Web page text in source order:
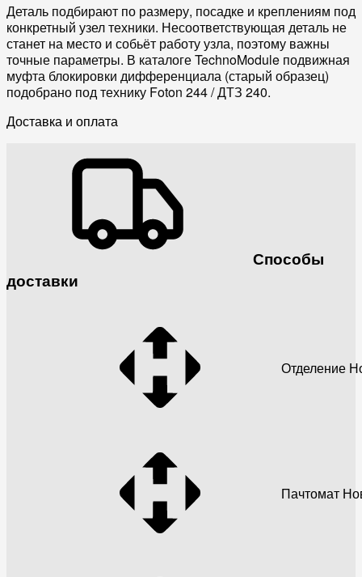
Деталь подбирают по размеру, посадке и креплениям под
конкретный узел техники. Несоответствующая деталь не
станет на место и собьёт работу узла, поэтому важны
точные параметры. В каталоге TechnoModule подвижная
муфта блокировки дифференциала (старый образец)
подобрано под технику Foton 244 / ДТЗ 240.
Доставка и оплата
Способы
доставки
Отделение
Пачтомат